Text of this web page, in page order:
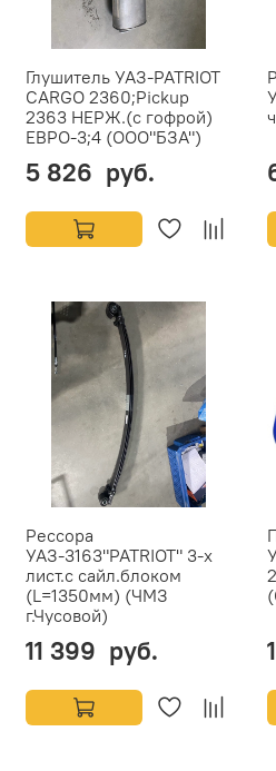
Глушитель УАЗ-PATRIOT
CARGO 2360;Pickup
2363 НЕРЖ.(с гофрой)
ЕВРО-3;4 (ООО"БЗА")
5 826 руб.
Рессора
УАЗ-3163"PATRIOT" 3-х
лист.с сайл.блоком
(L=1350мм) (ЧМЗ
г.Чусовой)
11 399 руб.